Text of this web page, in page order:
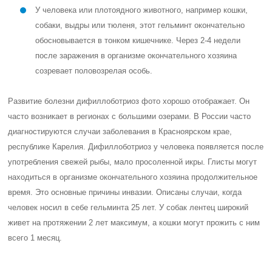
У человека или плотоядного животного, например кошки,
собаки, выдры или тюленя, этот гельминт окончательно
обосновывается в тонком кишечнике. Через 2-4 недели
после заражения в организме окончательного хозяина
созревает половозрелая особь.
Развитие болезни дифиллоботриоз фото хорошо отображает. Он
часто возникает в регионах с большими озерами. В России часто
диагностируются случаи заболевания в Красноярском крае,
республике Карелия. Дифиллоботриоз у человека появляется после
употребления свежей рыбы, мало просоленной икры. Глисты могут
находиться в организме окончательного хозяина продолжительное
время. Это основные причины инвазии. Описаны случаи, когда
человек носил в себе гельминта 25 лет. У собак лентец широкий
живет на протяжении 2 лет максимум, а кошки могут прожить с ним
всего 1 месяц.